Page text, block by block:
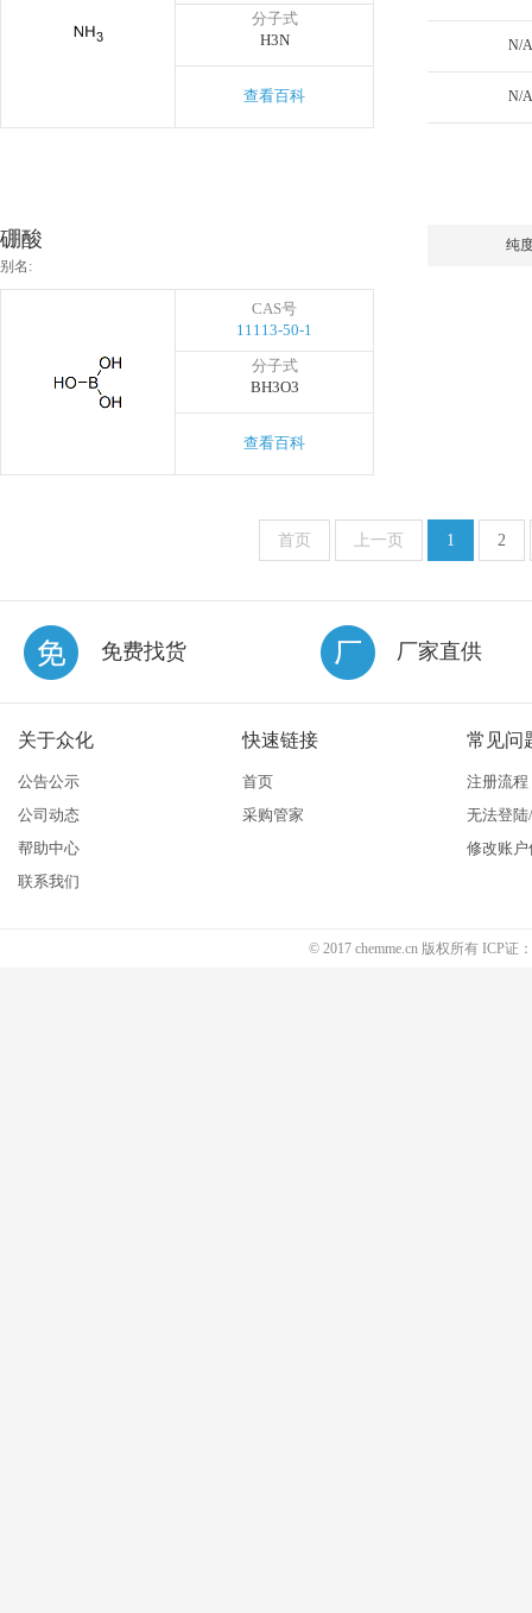
分子式
H3N
查看百科
N/A
N/A
硼酸
别名:
CAS号
11113-50-1
分子式
BH3O3
查看百科
纯
首页 上一页 1 2
免费找货 厂家直供
关于众化
公告公示
公司动态
帮助中心
联系我们
快速链接
首页
采购管家
常见问
注册流程
无法登
修改账户
© 2017 chemme.cn 版权所有 ICP证：